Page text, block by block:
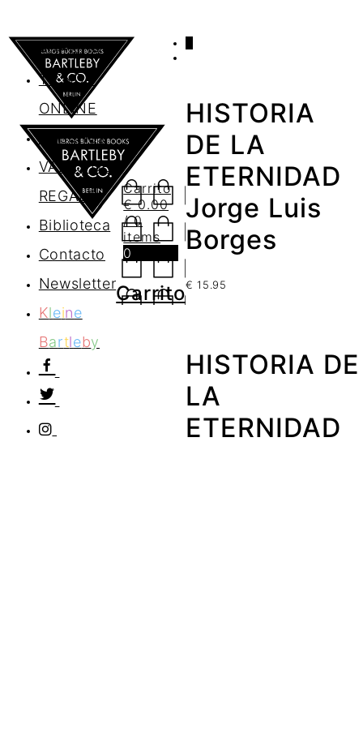
AGENDA
TIENDA
ONLINE
Nosotros
VALES DE
REGALO
Biblioteca
Contacto
Newsletter
Kleine
Bartleby
Carrito
€0.00
/ 0
items
0
Carrito
HISTORIA
DE LA
ETERNIDAD
Jorge Luis
Borges
€ 15.95
HISTORIA DE
LA
ETERNIDAD